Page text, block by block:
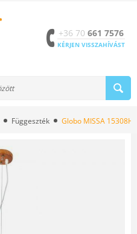
+36 70 661 7576
KÉRJEN VISSZAHÍVÁST
Függeszték Globo MISSA